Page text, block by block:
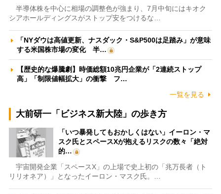
半導体株を中心に相場の調整色が強まり、7月中旬にはキオク
シアホールディングスがストップ安をつけるな…
「NYダウは高値更新、ナスダック・S&P500は足踏み」が意味
する米国株市場の変化 半…
【歴史的な爆騰劇】時価総額10兆円企業が「2連続ストップ
高」「制限値幅拡大」の衝撃 フ…
一覧を見る
大前研一「ビジネス新大陸」の歩き方
「いつ暴発してもおかしくはない」イーロン・マ
スク氏とスペースXが抱えるリスクの数々「絶対
的…
宇宙開発企業「スペースX」の上場で史上初の「兆万長者（ト
リリオネア）」となったイーロン・マスク氏。…